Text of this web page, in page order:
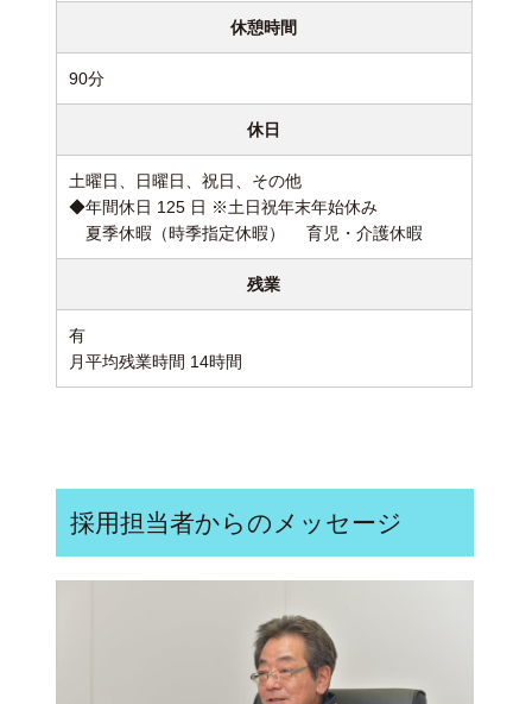
休憩時間
90分
休日
土曜日、日曜日、祝日、その他
◆年間休日 125 日 ※土日祝年末年始休み
夏季休暇（時季指定休暇） 育児・介護休暇
残業
有
月平均残業時間 14時間
採用担当者からのメッセージ